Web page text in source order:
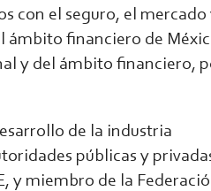
con el seguro, el mercado
ámbito financiero de
y del ámbito financiero,
de la industria
públicas y
y miembro de la